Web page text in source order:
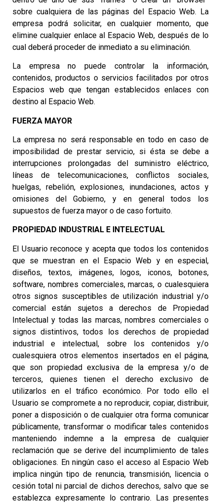
sobre cualquiera de las páginas del Espacio Web. La
empresa podrá solicitar, en cualquier momento, que
elimine cualquier enlace al Espacio Web, después de lo
cual deberá proceder de inmediato a su eliminación.
La empresa no puede controlar la información,
contenidos, productos o servicios facilitados por otros
Espacios web que tengan establecidos enlaces con
destino al Espacio Web.
FUERZA MAYOR
La empresa no será responsable en todo en caso de
imposibilidad de prestar servicio, si ésta se debe a
interrupciones prolongadas del suministro eléctrico,
líneas de telecomunicaciones, conflictos sociales,
huelgas, rebelión, explosiones, inundaciones, actos y
omisiones del Gobierno, y en general todos los
supuestos de fuerza mayor o de caso fortuito.
PROPIEDAD INDUSTRIAL E INTELECTUAL
El Usuario reconoce y acepta que todos los contenidos
que se muestran en el Espacio Web y en especial,
diseños, textos, imágenes, logos, iconos, botones,
software, nombres comerciales, marcas, o cualesquiera
otros signos susceptibles de utilización industrial y/o
comercial están sujetos a derechos de Propiedad
Intelectual y todas las marcas, nombres comerciales o
signos distintivos, todos los derechos de propiedad
industrial e intelectual, sobre los contenidos y/o
cualesquiera otros elementos insertados en el página,
que son propiedad exclusiva de la empresa y/o de
terceros, quienes tienen el derecho exclusivo de
utilizarlos en el tráfico económico. Por todo ello el
Usuario se compromete a no reproducir, copiar, distribuir,
poner a disposición o de cualquier otra forma comunicar
públicamente, transformar o modificar tales contenidos
manteniendo indemne a la empresa de cualquier
reclamación que se derive del incumplimiento de tales
obligaciones. En ningún caso el acceso al Espacio Web
implica ningún tipo de renuncia, transmisión, licencia o
cesión total ni parcial de dichos derechos, salvo que se
establezca expresamente lo contrario. Las presentes